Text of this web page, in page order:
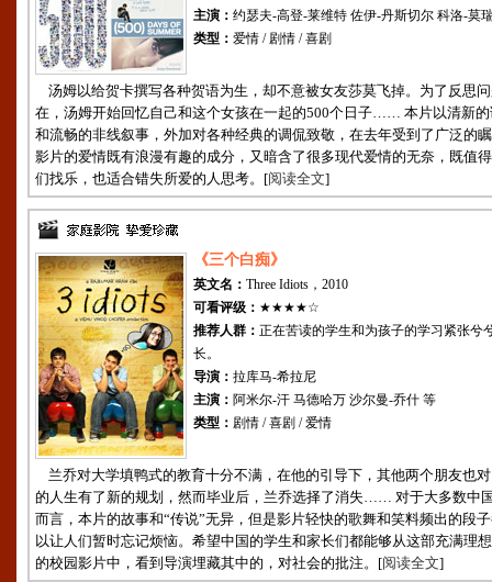
主演： 约瑟夫-高登-莱维特 佐伊-丹斯切尔 科洛-莫
类型： 爱情 / 剧情 / 喜剧
汤姆以给贺卡撰写各种贺语为生，却不意被女友莎莫飞掉。为了反思
在，汤姆开始回忆自己和这个女孩在一起的500个日子…… 本片以清新
和流畅的非线叙事，外加对各种经典的调侃致敬，在去年受到了广泛的
影片的爱情既有浪漫有趣的成分，又暗含了很多现代爱情的无奈，既值
们找乐，也适合错失所爱的人思考。[阅读全文]
《三个白痴》
英文名： Three Idiots，2010
可看评级： ★★★★☆
推荐人群： 正在苦读的学生和为孩子的学习紧张兮
长。
导演： 拉库马-希拉尼
主演： 阿米尔-汗 马德哈万 沙尔曼-乔什 等
类型： 剧情 / 喜剧 / 爱情
兰乔对大学填鸭式的教育十分不满，在他的引导下，其他两个朋友也
的人生有了新的规划，然而毕业后，兰乔选择了消失…… 对于大多数中
而言，本片的故事和“传说”无异，但是影片轻快的歌舞和笑料频出的段
以让人们暂时忘记烦恼。希望中国的学生和家长们都能够从这部充满理
的校园影片中，看到导演埋藏其中的，对社会的批注。[阅读全文]